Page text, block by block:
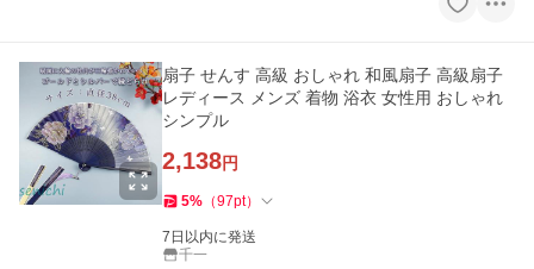
扇子 せんす 高級 おしゃれ 和風扇子 高級扇子
レディース メンズ 着物 浴衣 女性用 おしゃれ
シンプル
2,138円
5% （97pt）
7日以内に発送
千一